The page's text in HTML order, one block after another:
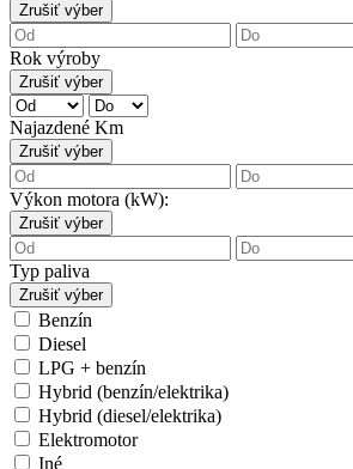
Zrušiť výber
Rok výroby
Zrušiť výber
Najazdené Km
Zrušiť výber
Výkon motora (kW):
Zrušiť výber
Typ paliva
Zrušiť výber
Benzín
Diesel
LPG + benzín
Hybrid (benzín/elektrika)
Hybrid (diesel/elektrika)
Elektromotor
Iné